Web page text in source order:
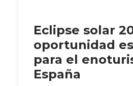
Eclipse solar
oportunidad
para el
España